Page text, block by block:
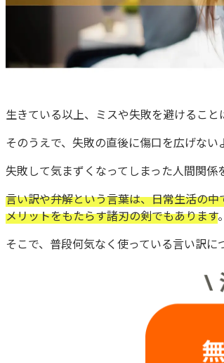
生きている以上、ミスや失敗を避けるこ
そのうえで、失敗の直後に傷口を広げない
失敗して気まずくなってしまった人間関係
言い訳や弁解という言葉は、日常生活の
メリットをもたらす諸刃の剣でもあります。
そこで、普段何気なく使っている言い訳